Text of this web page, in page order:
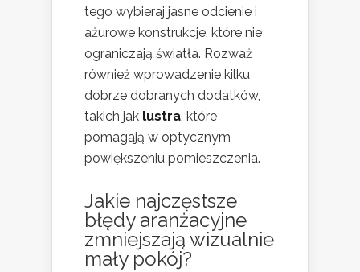
tego wybieraj jasne odcienie i
ażurowe konstrukcje, które nie
ograniczają światła. Rozważ
również wprowadzenie kilku
dobrze dobranych dodatków,
takich jak lustra, które
pomagają w optycznym
powiększeniu pomieszczenia.
Jakie najczęstsze
błędy aranżacyjne
zmniejszają wizualnie
mały pokój?